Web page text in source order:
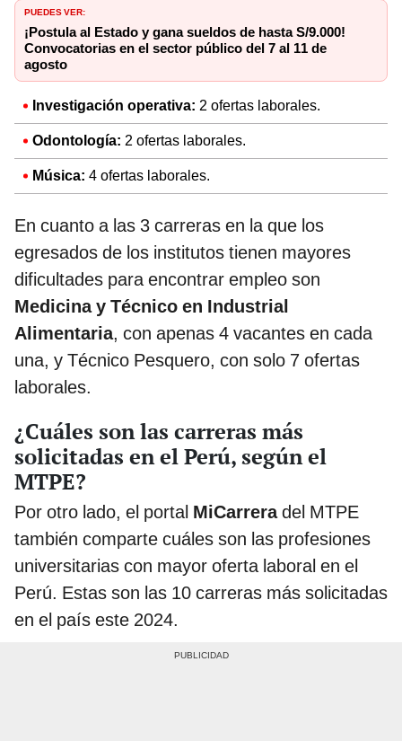
PUEDES VER:
¡Postula al Estado y gana sueldos de hasta S/9.000!
Convocatorias en el sector público del 7 al 11 de
agosto
Investigación operativa: 2 ofertas laborales.
Odontología: 2 ofertas laborales.
Música: 4 ofertas laborales.
En cuanto a las 3 carreras en la que los
egresados de los institutos tienen mayores
dificultades para encontrar empleo son
Medicina y Técnico en Industrial
Alimentaria, con apenas 4 vacantes en cada
una, y Técnico Pesquero, con solo 7 ofertas
laborales.
¿Cuáles son las carreras más
solicitadas en el Perú, según el
MTPE?
Por otro lado, el portal MiCarreradel MTPE
también comparte cuáles son las profesiones
universitarias con mayor oferta laboral en el
Perú. Estas son las 10 carreras más solicitadas
en el país este 2024.